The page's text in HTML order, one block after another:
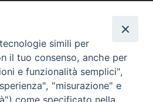
DI ALBANO
- Fax.: 06.9323844
al Venerdì Ore: 9:00 - 13:00
simili per
il tuo consenso, anche per
e funzionalità semplici",
"misurazione" e